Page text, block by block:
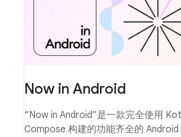
Now in Android
“Now in Android”是一款完全使用
Compose 构建的功能齐全的